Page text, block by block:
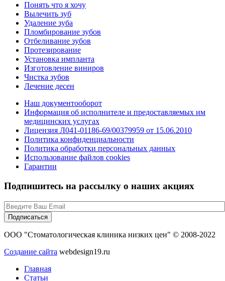
Понять что я хочу
Вылечить зуб
Удаление зуба
Пломбирование зубов
Отбеливание зубов
Протезирование
Установка импланта
Изготовление виниров
Чистка зубов
Лечение десен
Наш документооборот
Информация об исполнителе и предоставляемых им
медицинских услугах
Лицензия Л041-01186-69/00379959 от 15.06.2010
Политика конфиденциальности
Политика обработки персональных данных
Использование файлов cookies
Гарантии
Подпишитесь на рассылку о наших акциях
ООО "Стоматологическая клиника низких цен" © 2008-2022
Создание сайта webdesign19.ru
Главная
Статьи